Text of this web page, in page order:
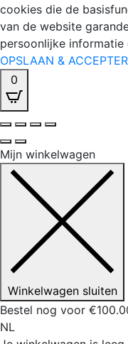
cookies die de
van de website
persoonlijke informatie
OPSLAAN &
0
Mijn winkelwagen
Winkelwagen sluiten
Bestel nog voor €
NL